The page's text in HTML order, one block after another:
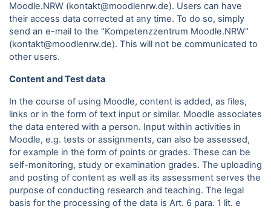
Moodle.NRW (kontakt@moodlenrw.de). Users can have
their access data corrected at any time. To do so, simply
send an e-mail to the "Kompetenzzentrum Moodle.NRW"
(kontakt@moodlenrw.de). This will not be communicated to
other users.
Content and Test data
In the course of using Moodle, content is added, as files,
links or in the form of text input or similar. Moodle associates
the data entered with a person. Input within activities in
Moodle, e.g. tests or assignments, can also be assessed,
for example in the form of points or grades. These can be
self-monitoring, study or examination grades. The uploading
and posting of content as well as its assessment serves the
purpose of conducting research and teaching. The legal
basis for the processing of the data is Art. 6 para. 1 lit. e